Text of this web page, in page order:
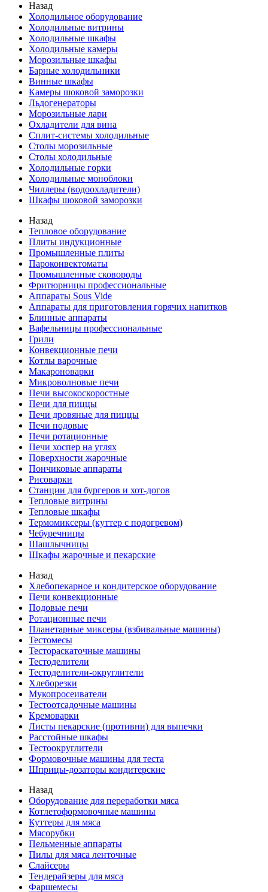
Назад
Холодильное оборудование
Холодильные витрины
Холодильные шкафы
Холодильные камеры
Морозильные шкафы
Барные холодильники
Винные шкафы
Камеры шоковой заморозки
Льдогенераторы
Морозильные лари
Охладители для вина
Сплит-системы холодильные
Столы морозильные
Столы холодильные
Холодильные горки
Холодильные моноблоки
Чиллеры (водоохладители)
Шкафы шоковой заморозки
Назад
Тепловое оборудование
Плиты индукционные
Промышленные плиты
Пароконвектоматы
Промышленные сковороды
Фритюрницы профессиональные
Аппараты Sous Vide
Аппараты для приготовления горячих напитков
Блинные аппараты
Вафельницы профессиональные
Грили
Конвекционные печи
Котлы варочные
Макароноварки
Микроволновые печи
Печи высокоскоростные
Печи для пиццы
Печи дровяные для пиццы
Печи подовые
Печи ротационные
Печи хоспер на углях
Поверхности жарочные
Пончиковые аппараты
Рисоварки
Станции для бургеров и хот-догов
Тепловые витрины
Тепловые шкафы
Термомиксеры (куттер с подогревом)
Чебуречницы
Шашлычницы
Шкафы жарочные и пекарские
Назад
Хлебопекарное и кондитерское оборудование
Печи конвекционные
Подовые печи
Ротационные печи
Планетарные миксеры (взбивальные машины)
Тестомесы
Тестораскаточные машины
Тестоделители
Тестоделители-округлители
Хлеборезки
Мукопросеиватели
Тестоотсадочные машины
Кремоварки
Листы пекарские (противни) для выпечки
Расстойные шкафы
Тестоокруглители
Формовочные машины для теста
Шприцы-дозаторы кондитерские
Назад
Оборудование для переработки мяса
Котлетоформовочные машины
Куттеры для мяса
Мясорубки
Пельменные аппараты
Пилы для мяса ленточные
Слайсеры
Тендерайзеры для мяса
Фаршемесы